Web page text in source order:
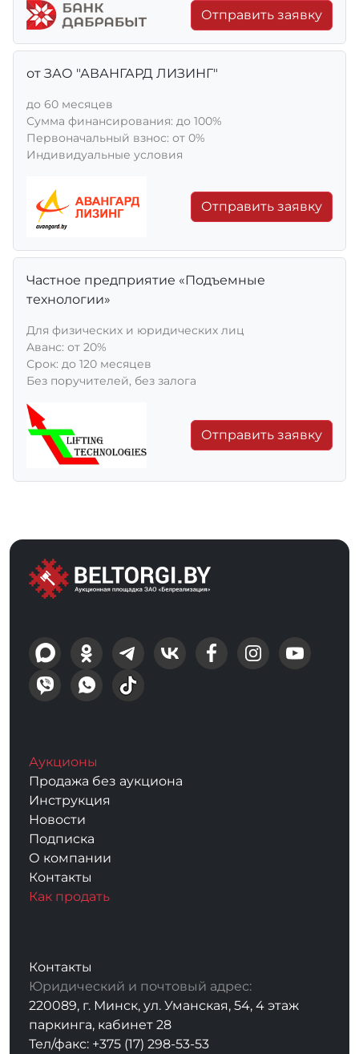
Отправить заявку
от ЗАО "АВАНГАРД ЛИЗИНГ"
до 60 месяцев
Сумма финансирования: до 100%
Первоначальный взнос: от 0%
Индивидуальные условия
Отправить заявку
Частное предприятие «Подъемные
технологии»
Для физических и юридических лиц
Aванс: от 20%
Срок: до 120 месяцев
Без поручителей, без залога
Отправить заявку
Аукционы
Продажа без аукциона
Инструкция
Новости
Подписка
О компании
Контакты
Как продать
Контакты
Юридический и почтовый адрес:
220089, г. Минск, ул. Уманская, 54, 4 этаж
паркинга, кабинет 28
Тел/факс: +375 (17) 298-53-53